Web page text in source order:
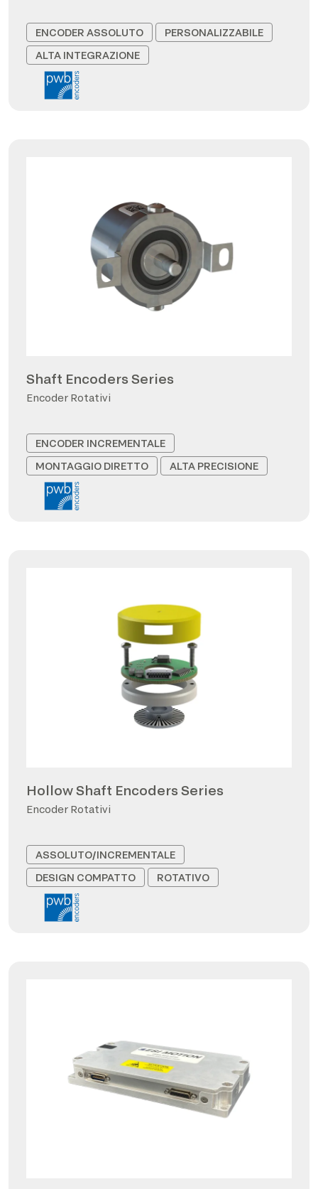
ENCODER ASSOLUTO
PERSONALIZZABILE
ALTA INTEGRAZIONE
Shaft Encoders Series
Encoder Rotativi
ENCODER INCREMENTALE
MONTAGGIO DIRETTO
ALTA PRECISIONE
Hollow Shaft Encoders Series
Encoder Rotativi
ASSOLUTO/INCREMENTALE
DESIGN COMPATTO
ROTATIVO